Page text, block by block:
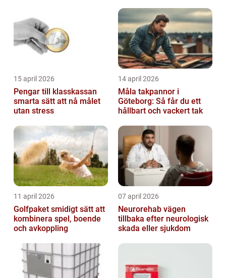
15 april 2026
Pengar till klasskassan
smarta sätt att nå målet
utan stress
14 april 2026
Måla takpannor i
Göteborg: Så får du ett
hållbart och vackert tak
11 april 2026
Golfpaket smidigt sätt att
kombinera spel, boende
och avkoppling
07 april 2026
Neurorehab vägen
tillbaka efter neurologisk
skada eller sjukdom